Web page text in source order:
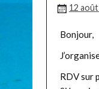
12
Bonjour,
RDV sur